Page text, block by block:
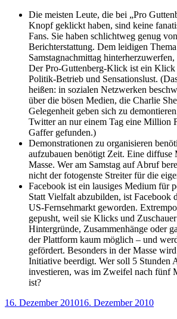
Die meisten Leute, die bei „Pro
Knopf geklickt haben, sind keine
Fans. Sie haben schlichtweg genug
Berichterstattung. Dem leidigen
Samstagnachmittag
Der Pro-Guttenberg-Klick ist ein Klick
Politik-Betrieb und Sensationslust.
heißen: in sozialen Netzwerken
über die bösen Medien, die Charlie
Gelegenheit geben sich zu
Twitter an nur einem Tag eine Million
Gaffer gefunden.)
Demonstrationen zu organisieren
aufzubauen benötigt Zeit. Eine diffuse
Masse. Wer am Samstag auf Abruf
nicht der fotogenste Streiter für die
Facebook ist ein lausiges Medium für
Statt Vielfalt abzubilden, ist Facebook
US-Fernsehmarkt geworden.
gepusht, weil sie Klicks und
Hintergründe, Zusammenhänge oder
der Plattform kaum möglich – und
gefördert. Besonders in der Masse
Initiative beerdigt. Wer soll 5 Stunden
investieren, was im Zweifel nach fünf
ist?
Veröffentlicht
16. Dezember 201016. Dezember 2010